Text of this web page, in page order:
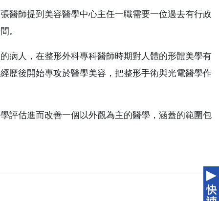
醫師提到美容醫學中心主任一職需要一位過去有行政
。
病人，在整形外科專科醫師時期對人體的形體美學有
歷後開始專攻於醫學美容，把整形手術與光電醫學作
評估進而改善一個以外觀為主的醫學，涵蓋的範圍包